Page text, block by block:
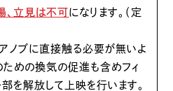
、立見は不可になります。（定
ノブに直接触る必要が無いよ
ための換気の促進も含めフィ
を解放して上映を行います。